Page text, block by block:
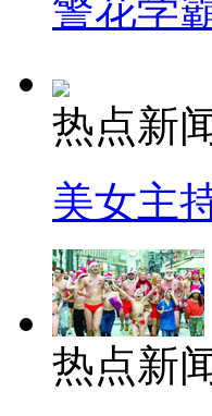
警花学
热点新
美女主
热点新